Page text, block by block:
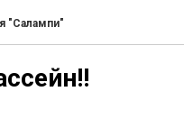
"Салампи"